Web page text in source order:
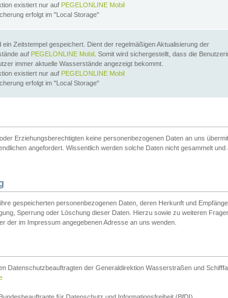
existiert nur auf PEGELONLINE Mobil
erfolgt im "Local Storage"
ein Zeitstempel gespeichert. Dient der regelmäßigen Aktualisierung der
auf PEGELONLINE Mobil . Somit wird sichergestellt, dass die
immer aktuelle Wasserstände angezeigt bekommt.
existiert nur auf PEGELONLINE Mobil
erfolgt im "Local Storage"
Erziehungsberechtigten keine personenbezogenen Daten an uns
angefordert. Wissentlich werden solche Daten nicht gesammelt und
gespeicherten personenbezogenen Daten, deren Herkunft und
Sperrung oder Löschung dieser Daten. Hierzu sowie zu weiteren
der im Impressum angegebenen Adresse an uns wenden.
Datenschutzbeauftragten der Generaldirektion Wasserstraßen und